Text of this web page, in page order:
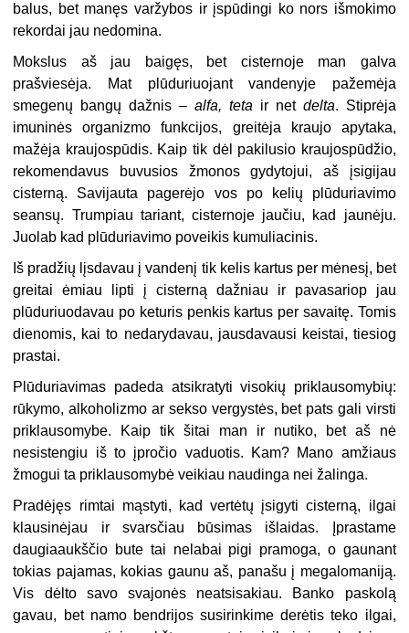
balus, bet manęs varžybos ir įspūdingi ko nors išmokimo
rekordai jau nedomina.
Mokslus aš jau baigęs, bet cisternoje man galva
prašviesėja. Mat plūduriuojant vandenyje pažemėja
smegenų bangų dažnis –alfa, tetair net delta. Stiprėja
imuninės organizmo funkcijos, greitėja kraujo apytaka,
mažėja kraujospūdis. Kaip tik dėl pakilusio kraujospūdžio,
rekomendavus buvusios žmonos gydytojui, aš įsigijau
cisterną. Savijauta pagerėjo vos po kelių plūduriavimo
seansų. Trumpiau tariant, cisternoje jaučiu, kad jaunėju.
Juolab kad plūduriavimo poveikis kumuliacinis.
Iš pradžių lįsdavau į vandenį tik kelis kartus per mėnesį, bet
greitai ėmiau lipti į cisterną dažniau ir pavasariop jau
plūduriuodavau po keturis penkis kartus per savaitę. Tomis
dienomis, kai to nedarydavau, jausdavausi keistai, tiesiog
prastai.
Plūduriavimas padeda atsikratyti visokių priklausomybių:
rūkymo, alkoholizmo ar sekso vergystės, bet pats gali virsti
priklausomybe. Kaip tik šitai man ir nutiko, bet aš nė
nesistengiu iš to įpročio vaduotis. Kam? Mano amžiaus
žmogui ta priklausomybė veikiau naudinga nei žalinga.
Pradėjęs rimtai mąstyti, kad vertėtų įsigyti cisterną, ilgai
klausinėjau ir svarsčiau būsimas išlaidas. Įprastame
daugiaaukščio bute tai nelabai pigi pramoga, o gaunant
tokias pajamas, kokias gaunu aš, panašu į megalomaniją.
Vis dėlto savo svajonės neatsisakiau. Banko paskolą
gavau, bet namo bendrijos susirinkime derėtis teko ilgai,